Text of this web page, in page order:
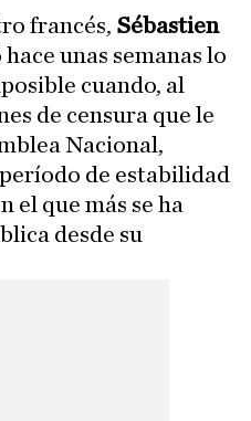
francés, Sébastien
unas semanas lo
cuando, al
de censura que le
Nacional,
de estabilidad
el que más se ha
desde su